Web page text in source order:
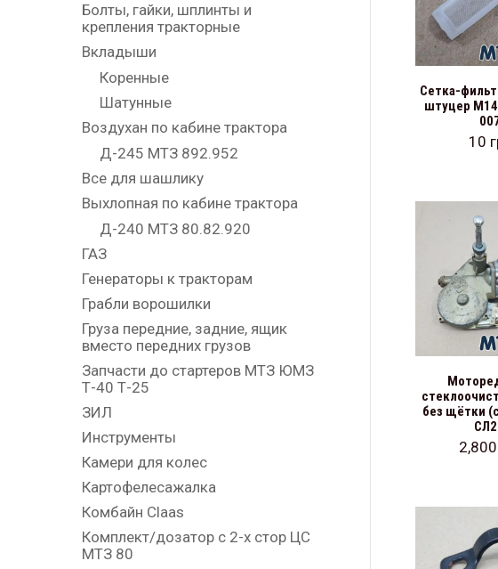
Сетка-
штуцер
10
без щётки
2,800
Болты, гайки, шплинты и
крепления тракторные
Вкладыши
Коренные
Шатунные
Воздухан по кабине трактора
Д-245 МТЗ 892.952
Все для шашлику
Выхлопная по кабине трактора
Д-240 МТЗ 80.82.920
ГАЗ
Генераторы к тракторам
Грабли ворошилки
Груза передние, задние, ящик
вместо передних грузов
Запчасти до стартеров МТЗ ЮМЗ
Т-40 Т-25
ЗИЛ
Инструменты
Камери для колес
Картофелесажалка
Комбайн Claas
Комплект/дозатор с 2-х стор ЦС
МТЗ 80